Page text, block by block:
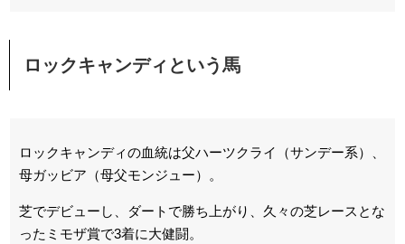
ロックキャンディという馬
ロックキャンディの血統は父ハーツクライ（サンデー系）、
母ガッビア（母父モンジュー）。
芝でデビューし、ダートで勝ち上がり、久々の芝レースとな
ったミモザ賞で3着に大健闘。